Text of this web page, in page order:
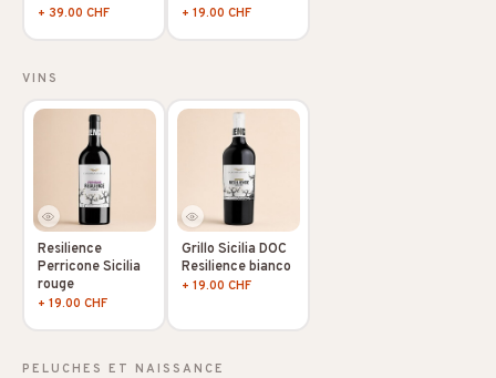
+ 39.00 CHF + 19.00 CHF
VINS
Resilience
Perricone Sicilia
rouge
+ 19.00 CHF
Grillo Sicilia DOC
Resilience bianco
+ 19.00 CHF
PELUCHES ET NAISSANCE